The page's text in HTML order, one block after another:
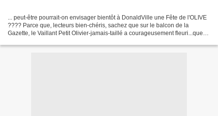
... peut-être pourrait-on envisager bientôt à DonaldVille une Fête de l'OLIVE
???? Parce que, lecteurs bien-chéris, sachez que sur le balcon de la
Gazette, le Vaillant Petit Olivier-jamais-taillé a courageusement fleuri...que